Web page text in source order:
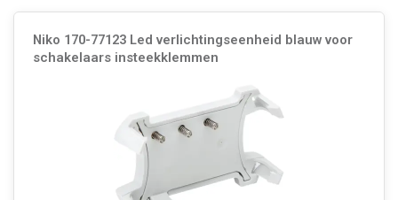
Niko 170-77123 Led verlichtingseenheid blauw voor
schakelaars insteekklemmen